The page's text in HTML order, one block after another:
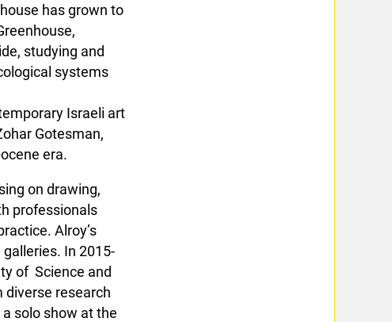
has grown to
studying and
systems
Israeli art
Gotesman,
era.
on drawing,
professionals
Alroy’s
In 2015-
of Science and
research
solo show at the